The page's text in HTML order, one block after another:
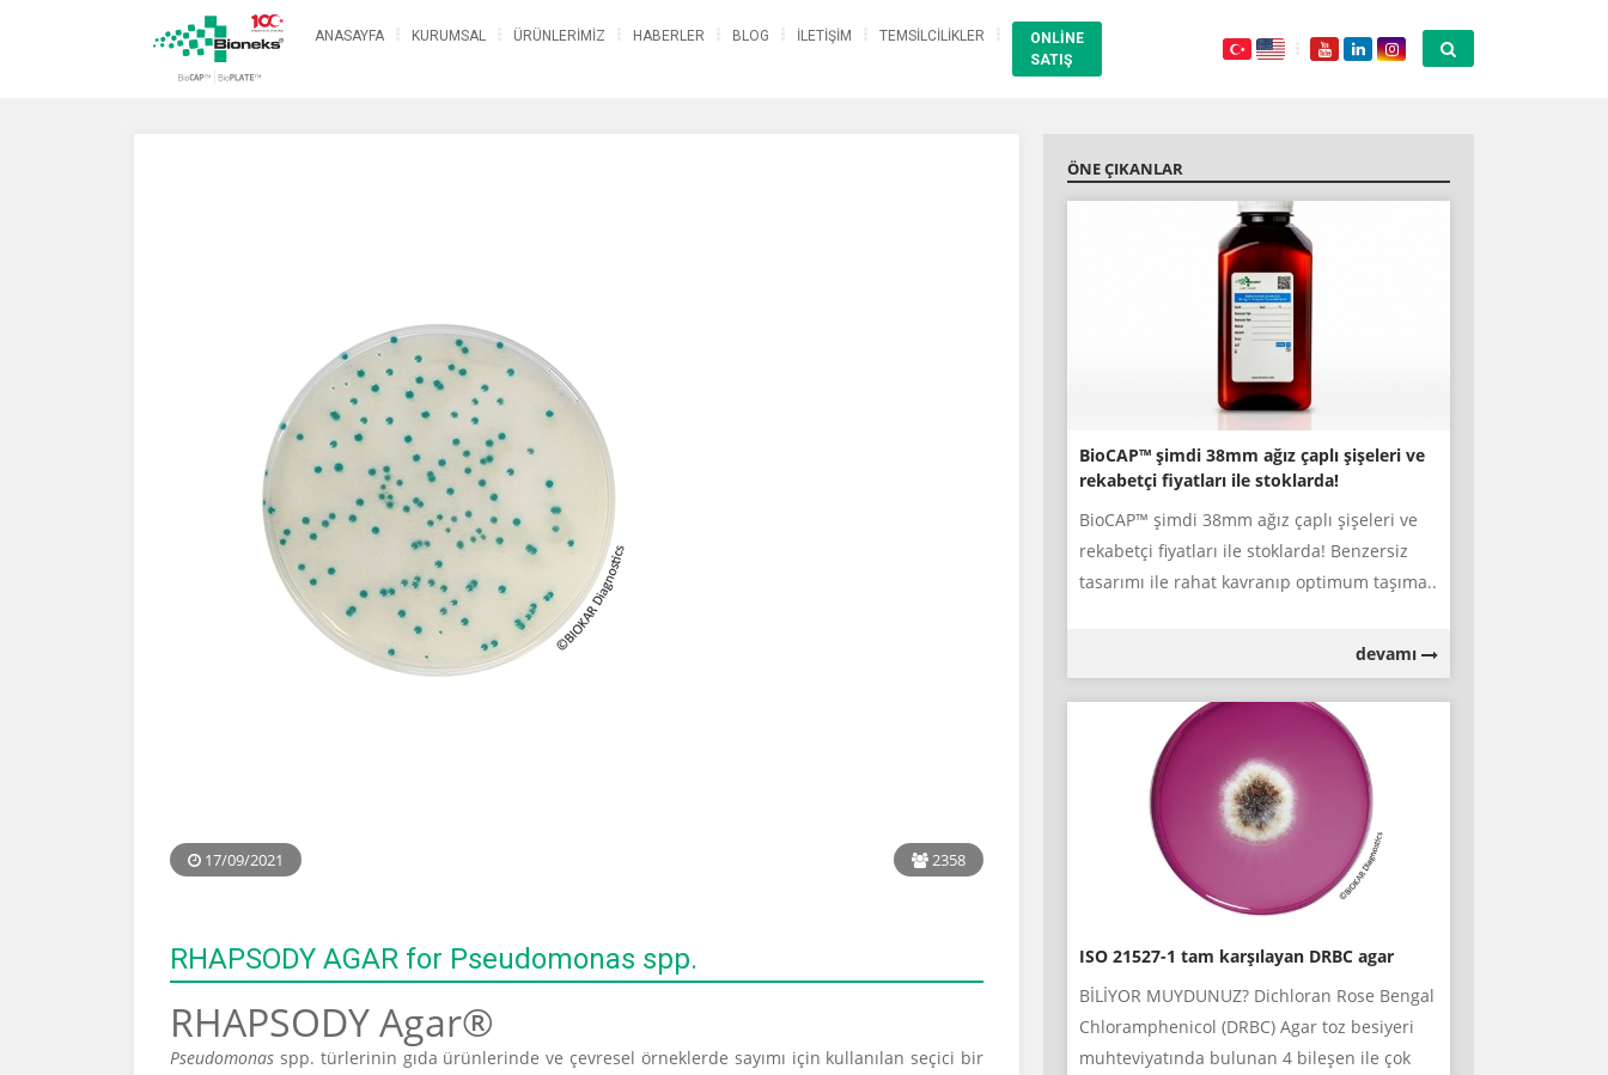
ANASAYFA KURUMSAL ÜRÜNLERİMİZ HABERLER BLOG İLETİŞİM TEMSİLCİLİKLER
ONLİNE
SATIŞ
17/09/2021 2358
RHAPSODY AGAR for Pseudomonas spp.
RHAPSODY Agar®
Pseudomonas spp. türlerinin gıda ürünlerinde ve çevresel örneklerde sayımı için kullanılan seçici bir
ÖNE ÇIKANLAR
BioCAP™ şimdi 38mm ağız çaplı şişeleri ve
rekabetçi fiyatları ile stoklarda!
BioCAP™ şimdi 38mm ağız çaplı şişeleri ve
rekabetçi fiyatları ile stoklarda! Benzersiz
tasarımı ile rahat kavranıp optimum taşıma..
devamı
ISO 21527-1 tam karşılayan DRBC agar
BİLİYOR MUYDUNUZ? Dichloran Rose Bengal
Chloramphenicol (DRBC) Agar toz besiyeri
muhteviyatında bulunan 4 bileşen ile çok